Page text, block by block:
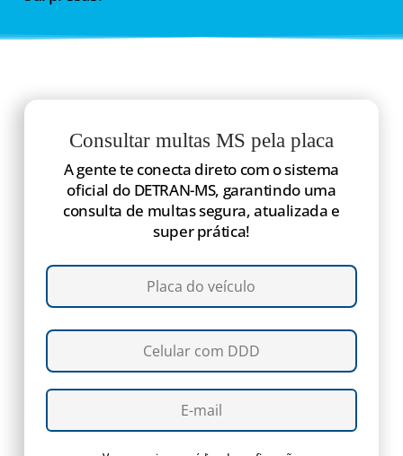
Consultar multas MS pela placa
A gente te conecta direto com o sistema
oficial do DETRAN-MS, garantindo uma
consulta de multas segura, atualizada e
super prática!